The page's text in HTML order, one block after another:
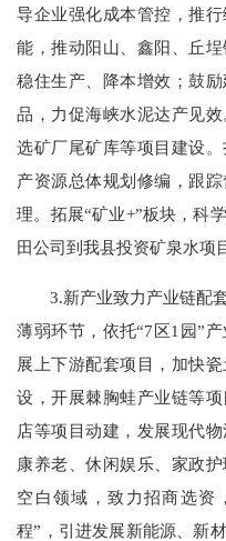
导企业强化成本管控，推
能，推动阳山、鑫阳、丘
稳住生产、降本增效；鼓
品，力促海峡水泥达产见
选矿厂尾矿库等项目建设
产资源总体规划修编，跟
理。拓展“矿业+”板块，科
田公司到我县投资矿泉水项
3.新产业致力产业链配套
薄弱环节，依托“7区1园”
展上下游配套项目，加快
设，开展棘胸蛙产业链等
店等项目动建，发展现代
康养老、休闲娱乐、家政
空白领域，致力招商选资
程”，引进发展新能源、新